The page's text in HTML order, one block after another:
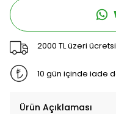
2000 TL üzeri
10 gün içinde iade
Ürün Açıklaması